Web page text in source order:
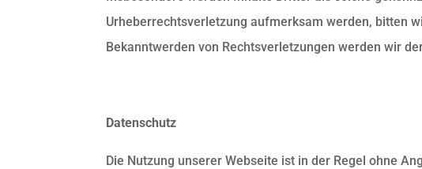
Urheberrechtsverletzung aufmerksam werden, bitten
Bekanntwerden von Rechtsverletzungen werden wir
Datenschutz
Die Nutzung unserer Webseite ist in der Regel ohne